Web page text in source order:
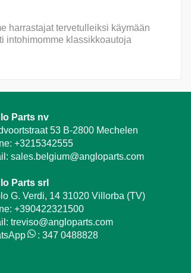
harrastajat tervetulleiksi käymään
intohimomme klassikkoautoja
Parts nv
53 B-2800 Mechelen
+3215342555
sales.belgium@angloparts.com
Parts srl
G. Verdi, 14 31020 Villorba (TV)
+390422321500
treviso@angloparts.com
: 347 0488828